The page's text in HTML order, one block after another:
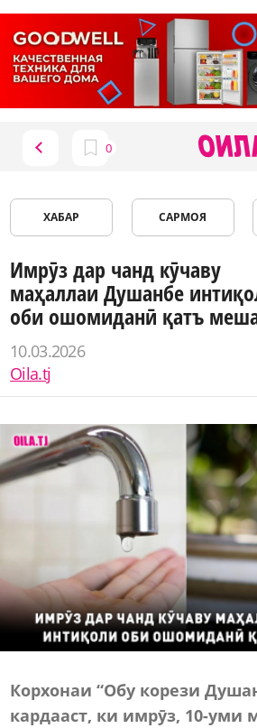
ХАБАР САРМОЯ
Имрӯз дар чанд кӯчаву
маҳаллаи Душанбе
оби ошомиданӣ қатъ
10.03.2026
Oila.tj
Корхонаи “Обу корези
кардааст, ки имрӯз, 10-уми